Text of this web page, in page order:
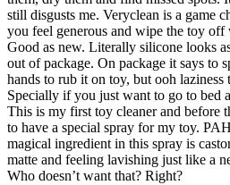
still disgusts me. Veryclean is a game
you feel generous and wipe the toy
Good as new. Literally silicone looks
out of package. On package it says to
hands to rub it on toy, but ooh laziness
Specially if you just want to go to bed
This is my first toy cleaner and before
to have a special spray for my toy.
magical ingredient in this spray is
matte and feeling lavishing just like a
Who doesn’t want that? Right?